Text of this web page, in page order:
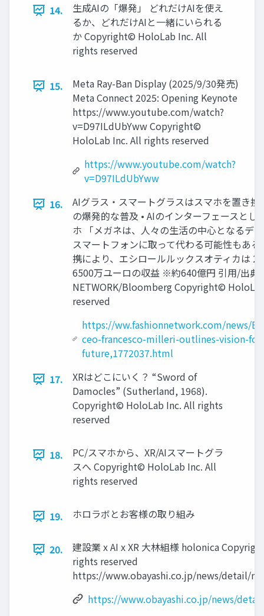
14.
生成AIの「爆発」 どれだけAIを使え
るか、どれだけAIと一緒にいられる
か Copyright© HoloLab Inc. All
rights reserved
15.
Meta Ray-Ban Display (2025/9/30発売)
Meta Connect 2025: Opening Keynote
https://www.youtube.com/watch?
v=D97ILdUbYww Copyright©
HoloLab Inc. All rights reserved
https://www.youtube.com/watch?
v=D97ILdUbYww
16.
AIグラス・スマートグラスはスマホを置き換
の爆発的な普及 • AIのインターフェースとし
ホ 「メガネは、人々の生活の中心となるデ
スマートフォンに取って代わる可能性もあ
携により、エシロールルックスオティカは
6500万ユーロの収益 ※約640億円 引用/出典
NETWORK/Bloomberg Copyright©
reserved
https://ww.fashionnetwork.com/news/
ceo-francesco-milleri-outlines-vision-
future,1772037.html
17.
XRはどこにいく？ “Sword of
Damocles” (Sutherland, 1968).
Copyright© HoloLab Inc. All rights
reserved
18.
PC/スマホから、XR/AIスマートグラ
スへ Copyright© HoloLab Inc. All
rights reserved
19. ホロラボとお客様の取り組み
20.
建設業 x AI x XR 大林組様 holonica
rights reserved
https://www.obayashi.co.jp/news/detail/
https://www.obayashi.co.jp/news/